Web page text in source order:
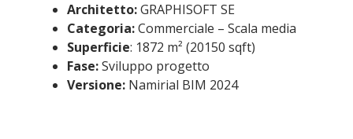
Architetto:GRAPHISOFT SE
Categoria:Commerciale – Scala media
Superficie: 1872 m² (20150 sqft)
Fase:Sviluppo progetto
Versione: Namirial BIM 2024